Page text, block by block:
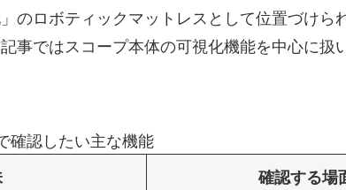
のロボティックマットレスとして位置づけ
事ではスコープ本体の可視化機能を中心に扱
確認したい主な機能
確認する場